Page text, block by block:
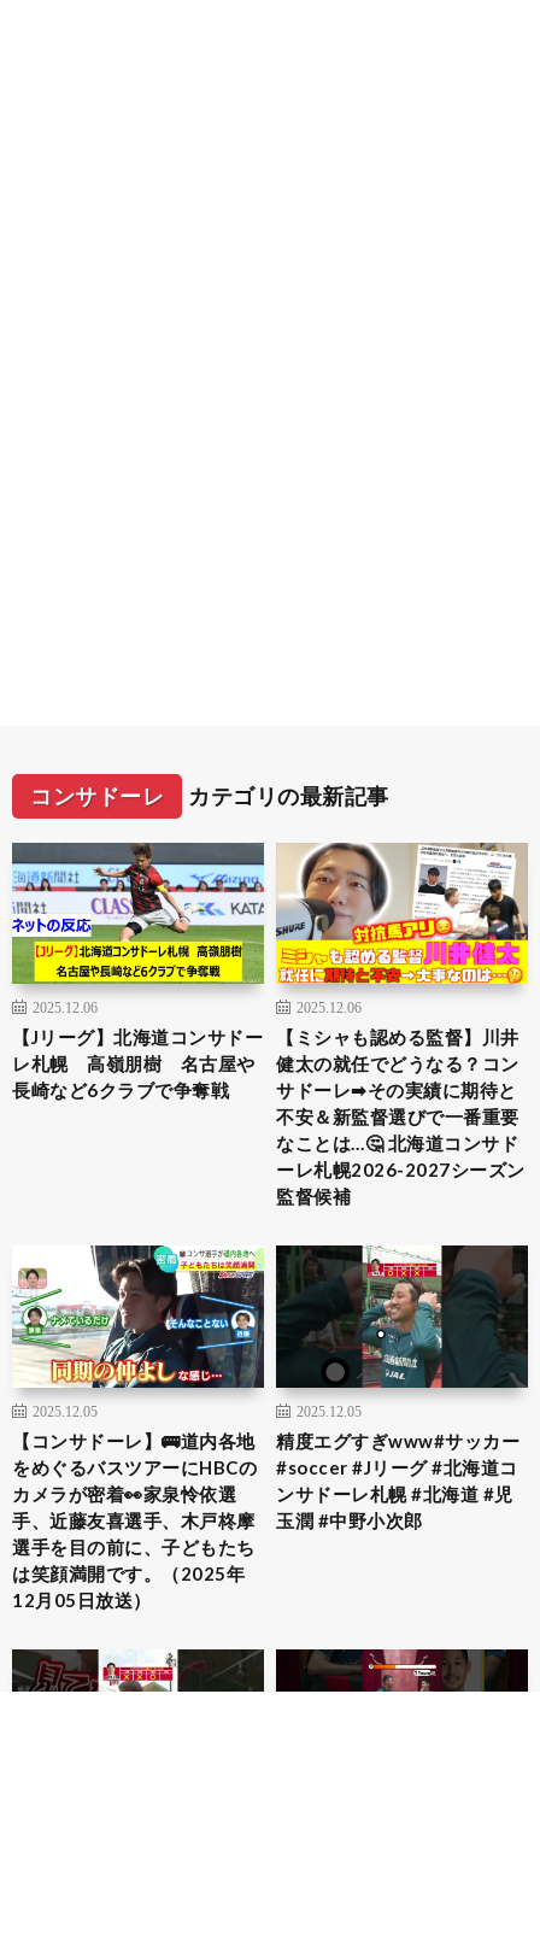
コンサドーレ カテゴリの最新記事
2025.12.06
【Jリーグ】北海道コンサドー
レ札幌 高嶺朋樹 名古屋や
長崎など6クラブで争奪戦
2025.12.06
【ミシャも認める監督】川井
健太の就任でどうなる？コン
サドーレ➡︎その実績に期待と
不安＆新監督選びで一番重要
なことは…🤔 北海道コンサド
ーレ札幌2026-2027シーズン
監督候補
2025.12.05
【コンサドーレ】🚌道内各地
をめぐるバスツアーにHBCの
カメラが密着👀家泉怜依選
手、近藤友喜選手、木戸柊摩
選手を目の前に、子どもたち
は笑顔満開です。（2025年
12月05日放送）
2025.12.05
精度エグすぎwww#サッカー
#soccer #Jリーグ #北海道コ
ンサドーレ札幌 #北海道 #児
玉潤 #中野小次郎